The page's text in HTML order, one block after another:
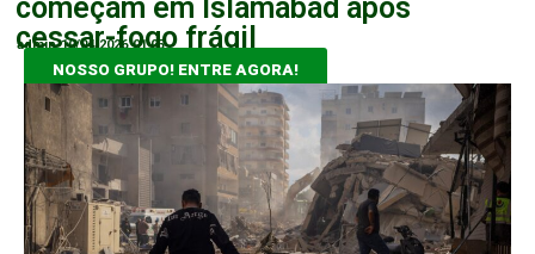
começam em Islamabad após
cessar-fogo frágil
admin 10/04/2026 01:05
NOSSO GRUPO! ENTRE AGORA!